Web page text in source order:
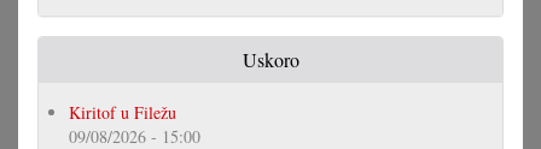
Uskoro
Kiritof u Filežu
09/08/2026 - 15:00